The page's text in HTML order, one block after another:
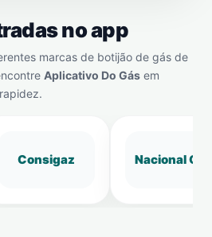
no app
marcas de botijão de gás de
Aplicativo Do Gás em
Consigaz Nacional Gás